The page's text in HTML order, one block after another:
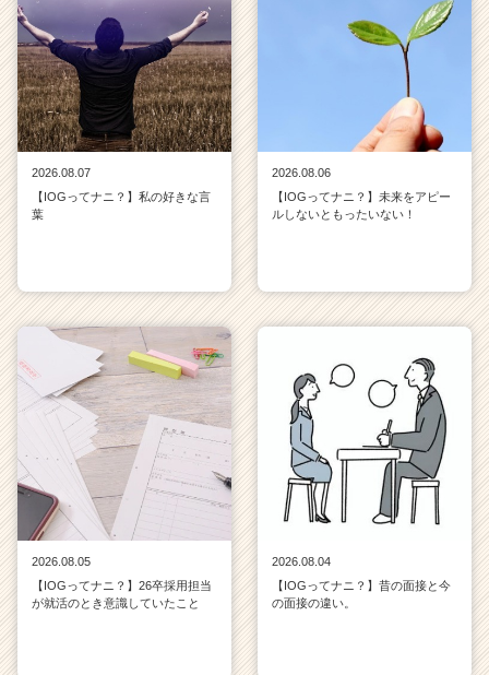
2026.08.07
【IOGってナニ？】私の好きな言
葉
2026.08.06
【IOGってナニ？】未来をアピー
ルしないともったいない！
2026.08.05
【IOGってナニ？】26卒採用担当
が就活のとき意識していたこと
2026.08.04
【IOGってナニ？】昔の面接と今
の面接の違い。